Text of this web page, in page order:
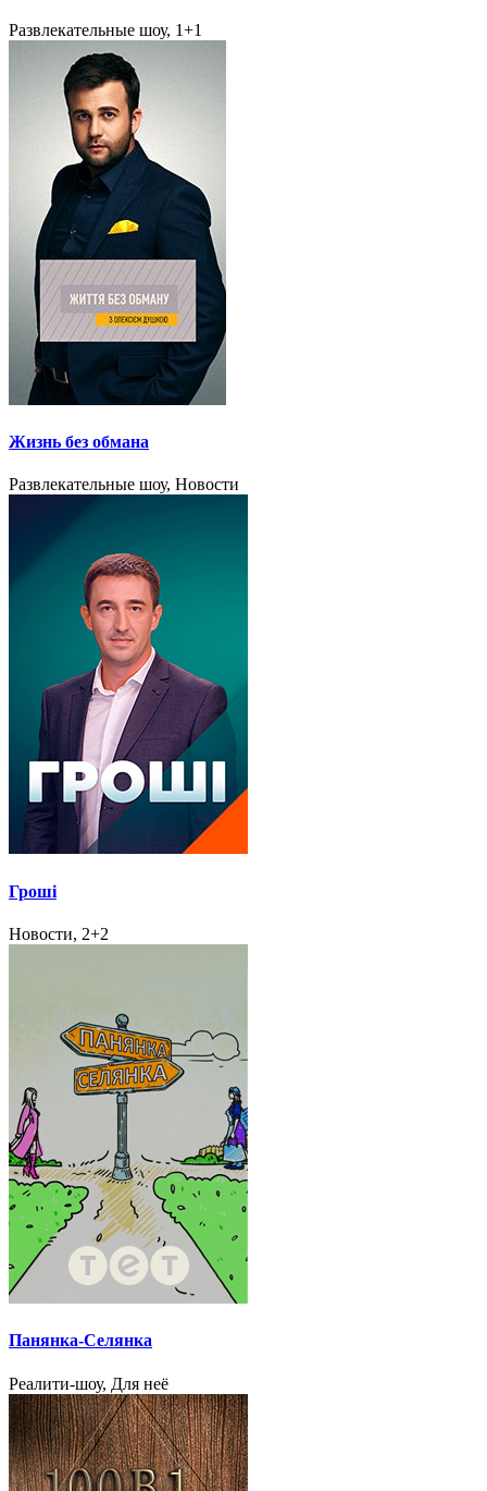
Развлекательные шоу, 1+1
Жизнь без обмана
Развлекательные шоу, Новости
Гроші
Новости, 2+2
Панянка-Селянка
Реалити-шоу, Для неё